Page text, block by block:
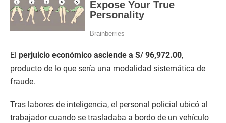
El perjuicio económico asciende a S/ 96,972.00,
producto de lo que sería una modalidad sistemática de
fraude.
Tras labores de inteligencia, el personal policial ubicó al
trabajador cuando se trasladaba a bordo de un vehículo